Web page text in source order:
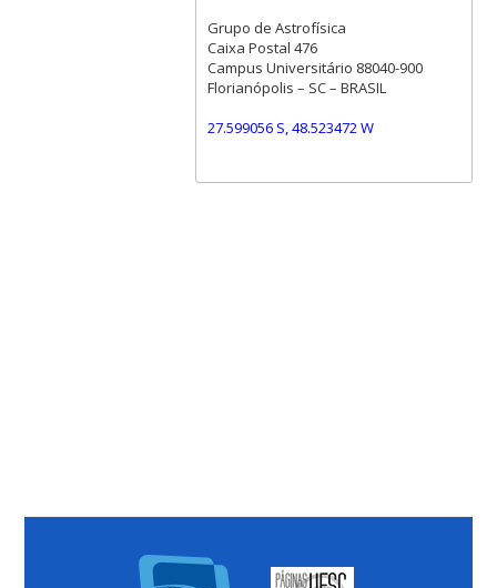
Grupo de Astrofísica
Caixa Postal 476
Campus Universitário 88040-900
Florianópolis – SC – BRASIL
27.599056 S, 48.523472 W